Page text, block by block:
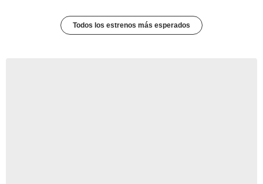
Todos los estrenos más esperados